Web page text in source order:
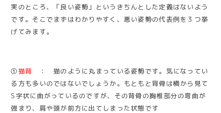
実のところ、「良い姿勢」というきちんとした定義はないよう
です。そこでまずはわかりやすく、悪い姿勢の代表例を３つ挙
げてみます。
①猫背 ： 猫のように丸まっている姿勢です。気になってい
る方も多いのではないでしょうか。もともと背骨は横から見て
S字状に曲がっているのですが、その背骨の胸椎部分の弯曲が
強まり、肩や頭が前方に出てしまった状態です